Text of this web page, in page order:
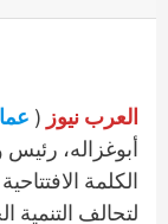
العرب نيوز (
أبوغزاله،
الكلمة
لتحالف